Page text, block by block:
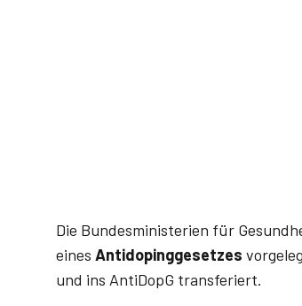
Die Bundesministerien für
eines Antidopinggesetzes
und ins AntiDopG transferiert.